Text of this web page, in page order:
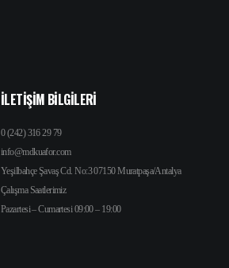
İLETIŞIM BILGILERI
0 (242) 316 29 79
info@mdkuafor.com
Yeşilbahçe Şavaş Cd. No:3 07150 Muratpaşa/Antalya
Çalışma Saatlerimiz
Pazartesi – Cumartesi 09:00 – 19:00